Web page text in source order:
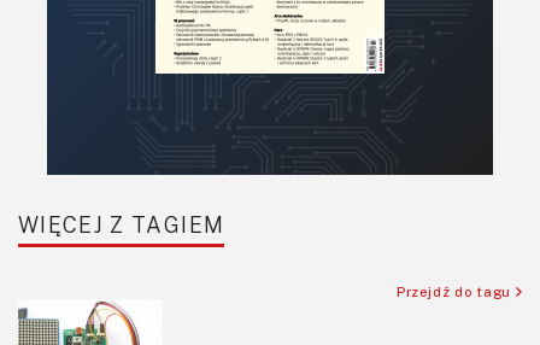
WIĘCEJ Z TAGIEM
Przejdź do tagu